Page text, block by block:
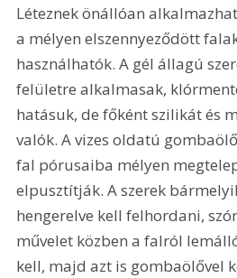
Léteznek önállóan
a mélyen elszennyeződött
használhatók. A gél állagú
felületre alkalmasak,
hatásuk, de főként szilikát és
valók. A vizes oldatú
fal pórusaiba mélyen
elpusztítják. A szerek
hengerelve kell felhordani,
művelet közben a falról
kell, majd azt is gombaölővel